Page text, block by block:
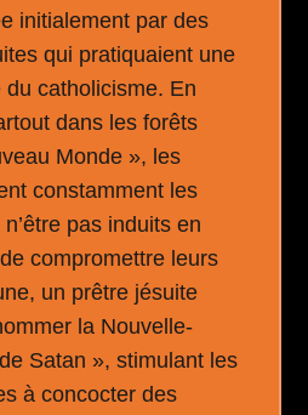
initialement par des
qui pratiquaient une
catholicisme. En
dans les forêts
Monde », les
constamment les
pas induits en
compromettre leurs
un prêtre jésuite
la Nouvelle-
Satan », stimulant les
à concocter des